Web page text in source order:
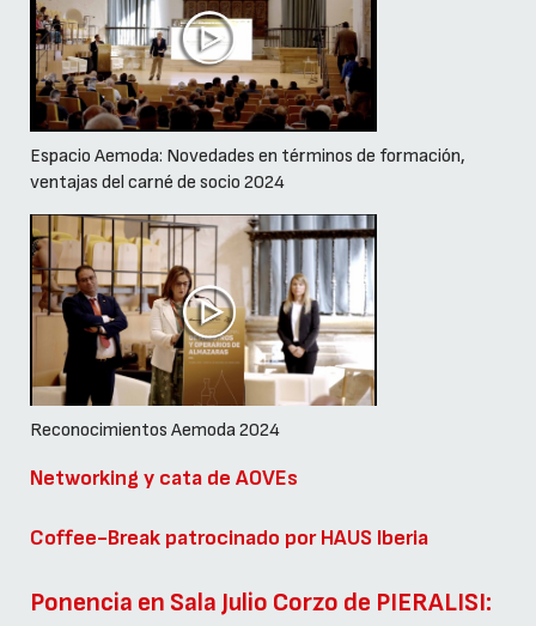
Espacio Aemoda: Novedades en términos de formación,
ventajas del carné de socio 2024
Reconocimientos Aemoda 2024
Networking y cata de AOVEs
Coffee-Break patrocinado porHAUS Iberia
Ponencia en Sala Julio Corzo de PIERALISI: